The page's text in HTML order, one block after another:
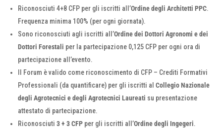
Riconosciuti 4+8 CFP per gli iscritti all’Ordine degli Architetti PPC.
Frequenza minima 100% (per ogni giornata).
Sono riconosciuti agli iscritti all’Ordine dei Dottori Agronomi e dei
Dottori Forestali per la partecipazione 0,125 CFP per ogni ora di
partecipazione all’evento.
Il Forum è valido come riconoscimento di CFP – Crediti Formativi
Professionali (da quantificare) per gli iscritti alCollegio Nazionale
degli Agrotecnici e degli Agrotecnici Laureati su presentazione
attestato di partecipazione.
Riconosciuti3 + 3 CFP per gli iscritti all’Ordine degli Ingegeri.